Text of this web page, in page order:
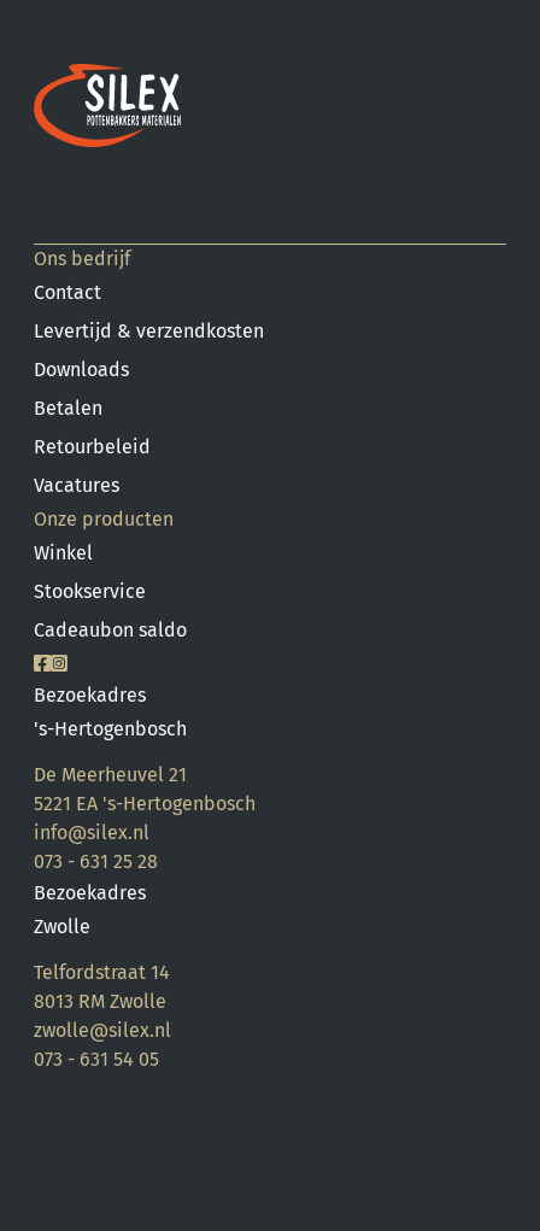
bedrijfsvakantie gesloten van maandag
27 juli 2026 tot en met maandag 10
augustus 2026.
geopend blijft en u graag verder helpt.
Vanaf dinsdag 11 augustus 2026 staan wij
Ons bedrijf
Contact
Levertijd & verzendkosten
Downloads
Betalen
Retourbeleid
Vacatures
Onze producten
Winkel
Stookservice
Cadeaubon saldo
Bezoekadres
's-Hertogenbosch
De Meerheuvel 21
5221 EA 's-Hertogenbosch
info@silex.nl
073 - 631 25 28
Bezoekadres
Zwolle
Telfordstraat 14
8013 RM Zwolle
zwolle@silex.nl
073 - 631 54 05